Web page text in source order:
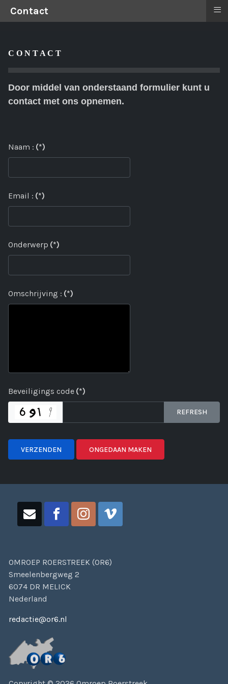
C O N T A C T
Door middel van onderstaand formulier kunt u
contact met ons opnemen.
Naam : (*)
Email : (*)
Onderwerp (*)
Omschrijving : (*)
Beveiligings code (*)
REFRESH
VERZENDEN ONGEDAAN MAKEN
OMROEP ROERSTREEK (OR6)
Smeelenbergweg 2
6074 DR MELICK
Nederland
redactie@or6.nl
Contact ≡